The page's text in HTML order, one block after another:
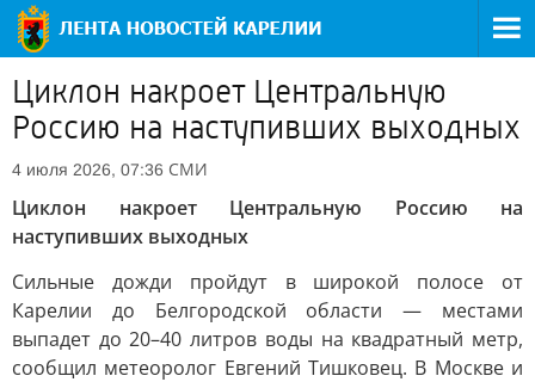
Циклон накроет Центральную
Россию на наступивших выходных
4 июля 2026, 07:36 СМИ
Циклон накроет Центральную Россию на
наступивших выходных
Сильные дожди пройдут в широкой полосе от
Карелии до Белгородской области — местами
выпадет до 20–40 литров воды на квадратный метр,
сообщил метеоролог Евгений Тишковец. В Москве и